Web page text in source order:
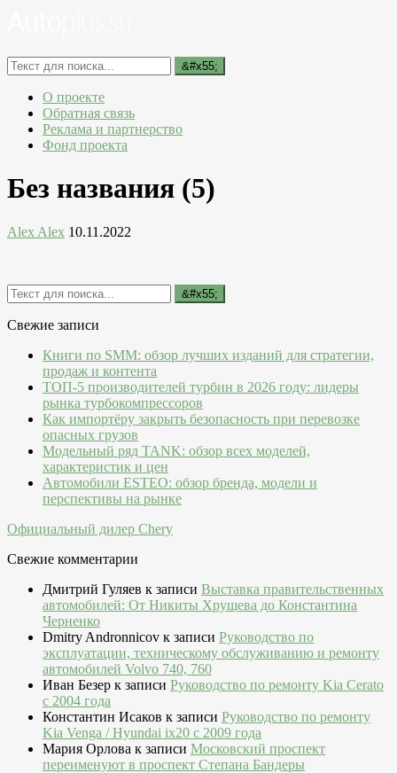
О проекте
Обратная связь
Реклама и партнерство
Фонд проекта
Без названия (5)
Alex Alex 10.11.2022
Свежие записи
Книги по SMM: обзор лучших изданий для стратегии,
продаж и контента
ТОП-5 производителей турбин в 2026 году: лидеры
рынка турбокомпрессоров
Как импортёру закрыть безопасность при перевозке
опасных грузов
Модельный ряд TANK: обзор всех моделей,
характеристик и цен
Автомобили ESTEO: обзор бренда, модели и
перспективы на рынке
Официальный дилер Chery
Свежие комментарии
Дмитрий Гуляев к записи Выставка правительственных
автомобилей: От Никиты Хрущева до Константина
Черненко
Dmitry Andronnicov к записи Руководство по
эксплуатации, техническому обслуживанию и ремонту
автомобилей Volvo 740, 760
Иван Безер к записи Руководство по ремонту Kia Cerato
c 2004 года
Константин Исаков к записи Руководство по ремонту
Kia Venga / Hyundai ix20 c 2009 года
Мария Орлова к записи Московский проспект
переименуют в проспект Степана Бандеры